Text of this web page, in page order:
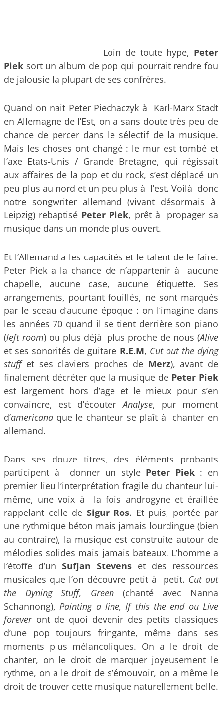
Loin de toute hype, Peter
Piek sort un album de pop qui pourrait rendre fou
de jalousie la plupart de ses confrères.
Quand on nait Peter Piechaczyk à Karl-Marx Stadt
en Allemagne de l’Est, on a sans doute très peu de
chance de percer dans le sélectif de la musique.
Mais les choses ont changé : le mur est tombé et
l’axe Etats-Unis / Grande Bretagne, qui régissait
aux affaires de la pop et du rock, s’est déplacé un
peu plus au nord et un peu plus à l’est. Voilà donc
notre songwriter allemand (vivant désormais à
Leipzig) rebaptisé Peter Piek, prêt à propager sa
musique dans un monde plus ouvert.
Et l’Allemand a les capacités et le talent de le faire.
Peter Piek a la chance de n’appartenir à aucune
chapelle, aucune case, aucune étiquette. Ses
arrangements, pourtant fouillés, ne sont marqués
par le sceau d’aucune époque : on l’imagine dans
les années 70 quand il se tient derrière son piano
(left room) ou plus déjà plus proche de nous (Alive
et ses sonorités de guitare R.E.M, Cut out the dying
stuffet ses claviers proches de Merz), avant de
finalement décréter que la musique de Peter Piek
est largement hors d’age et le mieux pour s’en
convaincre, est d’écouterAnalyse, pur moment
d’americana que le chanteur se plaît à chanter en
allemand.
Dans ses douze titres, des éléments probants
participent à donner un style Peter Piek: en
premier lieu l’interprétation fragile du chanteur lui-
même, une voix à la fois androgyne et éraillée
rappelant celle de Sigur Ros. Et puis, portée par
une rythmique béton mais jamais lourdingue (bien
au contraire), la musique est construite autour de
mélodies solides mais jamais bateaux. L’homme a
l’étoffe d’un Sufjan Stevens et des ressources
musicales que l’on découvre petit à petit. Cut out
the Dyning Stuff, Green(chanté avec Nanna
Schannong),Painting a line, If this the end ou Live
forever ont de quoi devenir des petits classiques
d’une pop toujours fringante, même dans ses
moments plus mélancoliques. On a le droit de
chanter, on le droit de marquer joyeusement le
rythme, on a le droit de s’émouvoir, on a même le
droit de trouver cette musique naturellement belle.